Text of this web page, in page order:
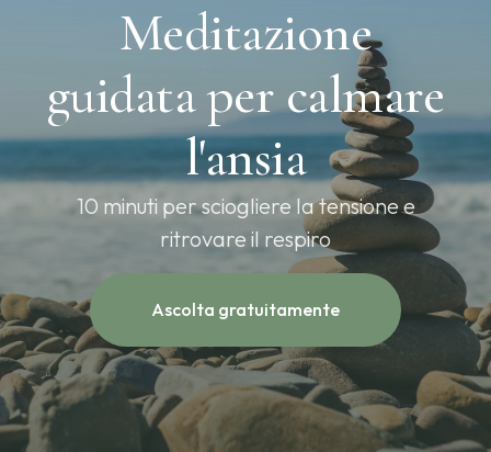
Meditazione
guidata per calmare
l'ansia
10 minuti per sciogliere la tensione e
ritrovare il respiro
Ascolta gratuitamente